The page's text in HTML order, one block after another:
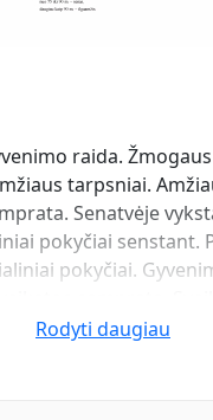
raida.
tarpsniai.
Senatvėje
pokyčiai senstant.
pokyčiai.
įtakojantys
Rodyti daugiau